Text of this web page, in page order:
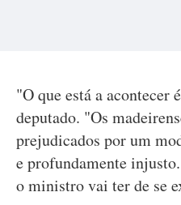
"O que está a acontecer
deputado. "Os
prejudicados por um
e profundamente
o ministro vai ter de se